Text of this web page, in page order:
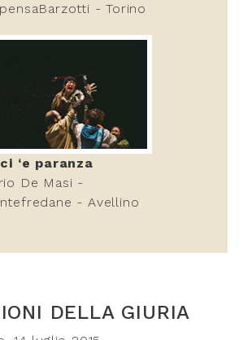
- Torino
‘e paranza
De Masi -
- Avellino
DELLA GIURIA